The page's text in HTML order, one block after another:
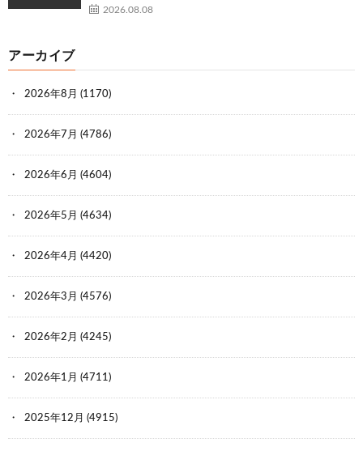
2026.08.08
アーカイブ
2026年8月 (1170)
2026年7月 (4786)
2026年6月 (4604)
2026年5月 (4634)
2026年4月 (4420)
2026年3月 (4576)
2026年2月 (4245)
2026年1月 (4711)
2025年12月 (4915)